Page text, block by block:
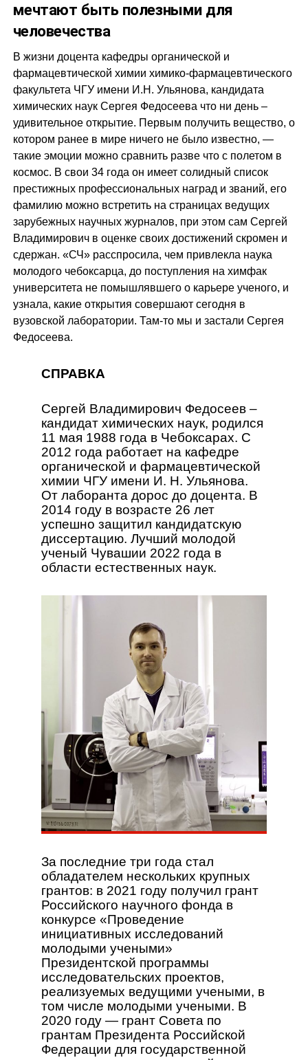
мечтают быть полезными для
человечества
В жизни доцента кафедры органической и
фармацевтической химии химико-фармацевтического
факультета ЧГУ имени И.Н. Ульянова, кандидата
химических наук Сергея Федосеева что ни день –
удивительное открытие. Первым получить вещество, о
котором ранее в мире ничего не было известно, —
такие эмоции можно сравнить разве что с полетом в
космос. В свои 34 года он имеет солидный список
престижных профессиональных наград и званий, его
фамилию можно встретить на страницах ведущих
зарубежных научных журналов, при этом сам Сергей
Владимирович в оценке своих достижений скромен и
сдержан. «СЧ» расспросила, чем привлекла наука
молодого чебоксарца, до поступления на химфак
университета не помышлявшего о карьере ученого, и
узнала, какие открытия совершают сегодня в
вузовской лаборатории. Там-то мы и застали Сергея
Федосеева.
СПРАВКА
Сергей Владимирович Федосеев –
кандидат химических наук, родился
11 мая 1988 года в Чебоксарах. С
2012 года работает на кафедре
органической и фармацевтической
химии ЧГУ имени И. Н. Ульянова.
От лаборанта дорос до доцента. В
2014 году в возрасте 26 лет
успешно защитил кандидатскую
диссертацию. Лучший молодой
ученый Чувашии 2022 года в
области естественных наук.
За последние три года стал
обладателем нескольких крупных
грантов: в 2021 году получил грант
Российского научного фонда в
конкурсе «Проведение
инициативных исследований
молодыми учеными»
Президентской программы
исследовательских проектов,
реализуемых ведущими учеными, в
том числе молодыми учеными. В
2020 году — грант Совета по
грантам Президента Российской
Федерации для государственной